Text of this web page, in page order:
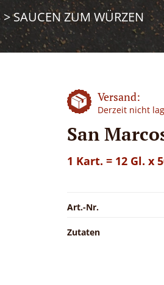
>SAUCEN ZUM WÜRZEN
Versand:
Derzeit nicht
San
1 Kart. = 12 Gl. x
Art.-Nr.
Zutaten